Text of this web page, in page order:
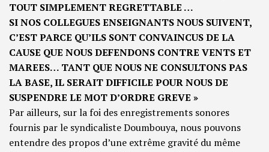
TOUT SIMPLEMENT REGRETTABLE …
SI NOS COLLEGUES ENSEIGNANTS NOUS SUIVENT,
C’EST PARCE QU’ILS SONT CONVAINCUS DE LA
CAUSE QUE NOUS DEFENDONS CONTRE VENTS ET
MAREES… TANT QUE NOUS NE CONSULTONS PAS
LA BASE, IL SERAIT DIFFICILE POUR NOUS DE
SUSPENDRE LE MOT D’ORDRE GREVE »
Par ailleurs, sur la foi des enregistrements sonores
fournis par le syndicaliste Doumbouya, nous pouvons
entendre des propos d’une extrême gravité du même